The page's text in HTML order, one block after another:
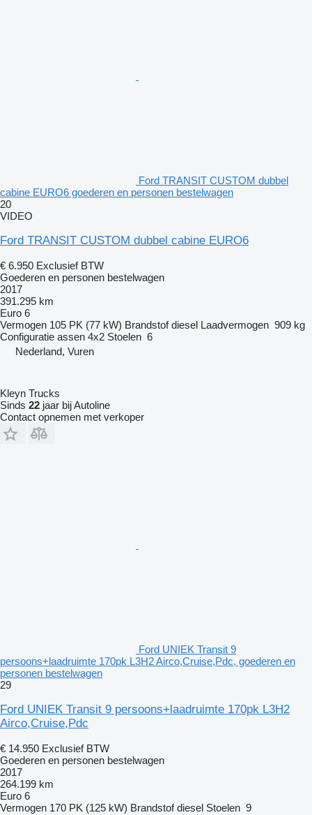
Ford TRANSIT CUSTOM dubbel
cabine EURO6 goederen en personen bestelwagen
20
VIDEO
Ford TRANSIT CUSTOM dubbel cabine EURO6
€ 6.950 Exclusief BTW
Goederen en personen bestelwagen
2017
391.295 km
Euro 6
Vermogen 105 PK (77 kW) Brandstof diesel Laadvermogen 909 kg
Configuratie assen 4x2 Stoelen 6
Nederland, Vuren
Kleyn Trucks
Sinds 22 jaar bij Autoline
Contact opnemen met verkoper
Ford UNIEK Transit 9
persoons+laadruimte 170pk L3H2 Airco,Cruise,Pdc, goederen en
personen bestelwagen
29
Ford UNIEK Transit 9 persoons+laadruimte 170pk L3H2
Airco,Cruise,Pdc
€ 14.950 Exclusief BTW
Goederen en personen bestelwagen
2017
264.199 km
Euro 6
Vermogen 170 PK (125 kW) Brandstof diesel Stoelen 9